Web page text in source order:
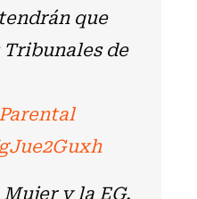
que
de
y la EG.